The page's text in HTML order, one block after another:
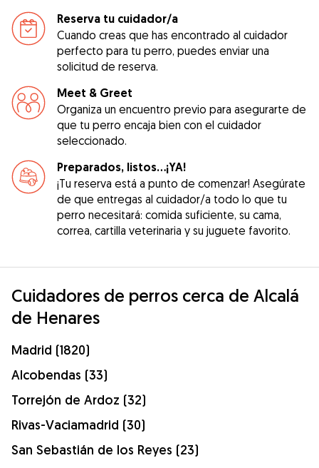
Reserva tu cuidador/a
Cuando creas que has encontrado al cuidador
perfecto para tu perro, puedes enviar una
solicitud de reserva.
Meet & Greet
Organiza un encuentro previo para asegurarte de
que tu perro encaja bien con el cuidador
seleccionado.
Preparados, listos...¡YA!
¡Tu reserva está a punto de comenzar! Asegúrate
de que entregas al cuidador/a todo lo que tu
perro necesitará: comida suficiente, su cama,
correa, cartilla veterinaria y su juguete favorito.
Cuidadores de perros cerca de Alcalá
de Henares
Madrid (1820)
Alcobendas (33)
Torrejón de Ardoz (32)
Rivas-Vaciamadrid (30)
San Sebastián de los Reyes (23)